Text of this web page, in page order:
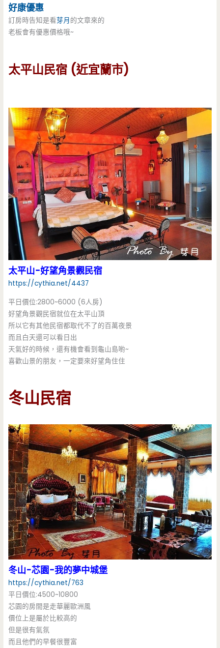
好康優惠
訂房時告知是看芽月 的文章來的
老板會有優惠價格哦~
太平山民宿 (近宜蘭市)
太平山-好望角景觀民宿
https://cythia.net/4437
平日價位:2800~6000 (6人房)
好望角景觀民宿就位在太平山頂
所以它有其他民宿都取代不了的百萬夜景
而且白天還可以看日出
天氣好的時候，還有機會看到龜山島喲~
喜歡山景的朋友，一定要來好望角住住
冬山民宿
冬山-芯園-我的夢中城堡
https://cythia.net/763
平日價位:4500~10800
芯園的房間是走華麗歐洲風
價位上是屬於比較高的
但是很有氣氛
而且他們的早餐很豐富